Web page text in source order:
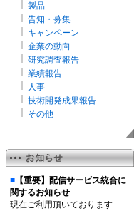
製品
告知・募集
キャンペーン
企業の動向
研究調査報告
業績報告
人事
技術開発成果報告
その他
■ 【重要】配信サービス統合に
関するお知らせ
現在ご利用頂いております